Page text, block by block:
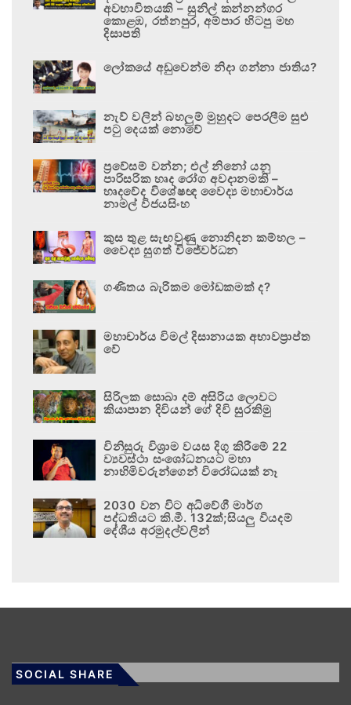
අවභාවිතයකි – සුනිල් කන්නන්ගර
කොළඹ, රත්නපුර, අම්පාර හිටපු මහ
දිසාපති
ලෝකයේ අඩුවෙන්ම නිදා ගන්නා ජාතිය?
නැව් වලින් බහලුම් මුහුදට පෙරලීම සුළු
පටු දෙයක් නොවේ
ප්‍රවේසම් වන්න; එල් නිනෝ යනු
පාරිසරික හෘද රෝග අවදානමකි –
හෘදවේද විශේෂඥ වෛද්‍ය මහාචාර්ය
නාමල් විජයසිංහ
කුස තුළ සැඟවුණු නොනිදන කම්හල –
වෛද්‍ය සුගත් විජේවර්ධන
ගණිතය බැරිකම මෝඩකමක් ද?
මහාචාර්ය විමල් දිසානායක අභාවප්‍රාප්ත
වේ
සිරිලක සොබා දම් අසිරිය ලොවට
කියාපාන දිවියන් ගේ දිවි සුරකිමු
විනිසුරු විශ්‍රාම වයස දිගු කිරීමේ 22
ව්‍යවස්ථා සංශෝධනයට මහා
නාහිමිවරුන්ගෙන් විරෝධයක් නෑ
2030 වන විට අධිවේගී මාර්ග
පද්ධතියට කි.මී. 132ක්;සියලු වියදම්
දේශීය අරමුදල්වලින්
SOCIAL SHARE